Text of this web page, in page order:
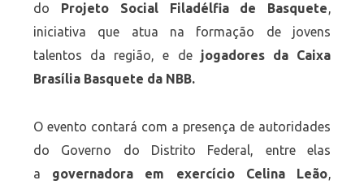
do Projeto Social Filadélfia de Basquete,
iniciativa que atua na formação de jovens
talentos da região, e de jogadores da Caixa
Brasília Basquete da NBB.
O evento contará com a presença de autoridades
do Governo do Distrito Federal, entre elas
a governadora em exercício Celina Leão,